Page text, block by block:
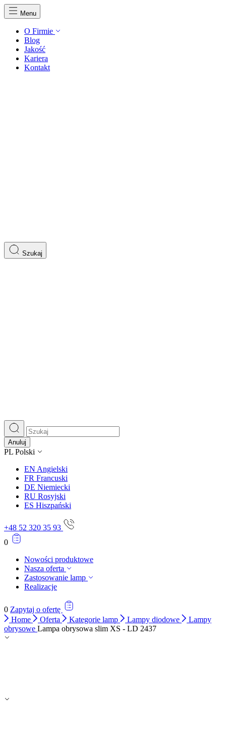
Menu
O Firmie
Blog
Jakość
Kariera
Kontakt
Szukaj
Anuluj
PL Polski
EN Angielski
FR Francuski
DE Niemiecki
RU Rosyjski
ES Hiszpański
+48 52 320 35 93
0
Nowości produktowe
Nasza oferta
Zastosowanie lamp
Realizacje
0 Zapytaj o ofertę
Home
Oferta Kategorie lamp Lampy diodowe
Lampy
obrysowe Lampa obrysowa slim XS - LD 2437